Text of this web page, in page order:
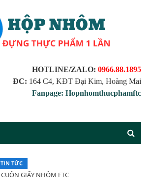
HOTLINE/ZALO: 0966.88.1895
ĐC: 164 C4, KĐT Đại Kim, Hoàng Mai
Fanpage: Hopnhomthucphamftc
TIN TỨC
CUỘN GIẤY NHÔM FTC